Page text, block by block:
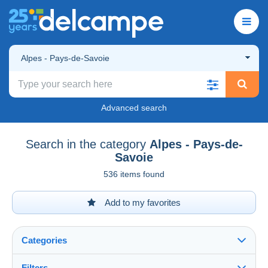
Alpes - Pays-de-Savoie
Advanced search
Search in the category Alpes - Pays-de-
Savoie
536 items found
Add to my favorites
Categories